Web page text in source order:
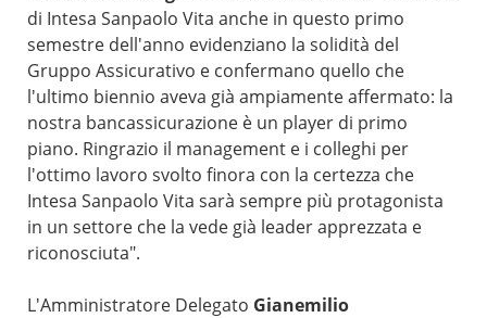
di Intesa Sanpaolo Vita anche in questo primo
semestre dell'anno evidenziano la solidità del
Gruppo Assicurativo e confermano quello che
l'ultimo biennio aveva già ampiamente affermato: la
nostra bancassicurazione è un player di primo
piano. Ringrazio il management e i colleghi per
l'ottimo lavoro svolto finora con la certezza che
Intesa Sanpaolo Vita sarà sempre più protagonista
in un settore che la vede già leader apprezzata e
riconosciuta".
L'Amministratore Delegato Gianemilio